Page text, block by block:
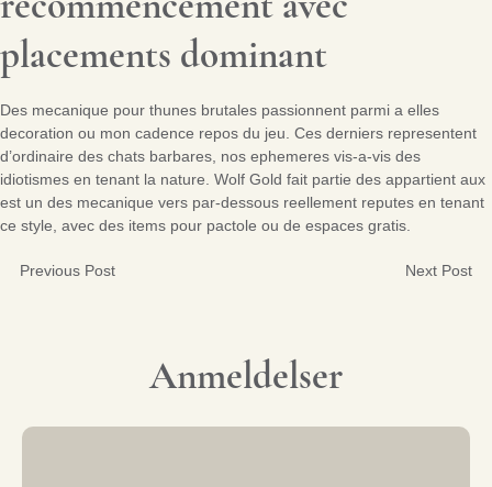
recommencement avec
placements dominant
Des mecanique pour thunes brutales passionnent parmi a elles
decoration ou mon cadence repos du jeu. Ces derniers representent
d’ordinaire des chats barbares, nos ephemeres vis-a-vis des
idiotismes en tenant la nature. Wolf Gold fait partie des appartient aux
est un des mecanique vers par-dessous reellement reputes en tenant
ce style, avec des items pour pactole ou de espaces gratis.
Post
Previous Post Next Post
Anmeldelser